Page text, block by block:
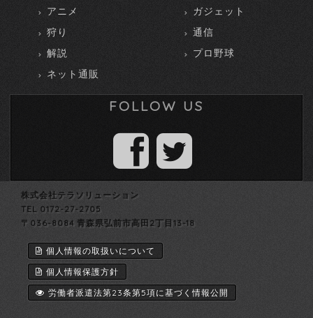
アニメ
ガジェット
狩り
通信
解説
プロ野球
ネット通販
FOLLOW US
株式会社テラソリューション
TEL 0172-27-2705
〒036-8084 青森県弘前市高田2丁目13-18
個人情報の取扱いについて
個人情報保護方針
労働者派遣法第23条第5項に基づく情報公開